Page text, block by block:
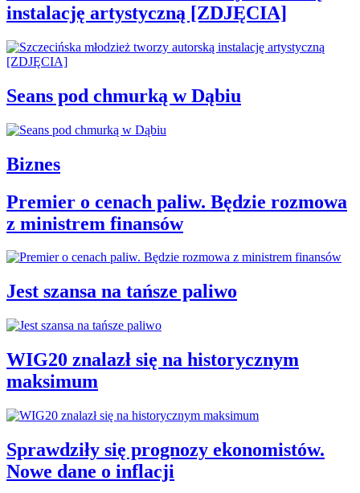
instalację artystyczną [ZDJĘCIA]
Seans pod chmurką w Dąbiu
Biznes
Premier o cenach paliw. Będzie rozmowa
z ministrem finansów
Jest szansa na tańsze paliwo
WIG20 znalazł się na historycznym
maksimum
Sprawdziły się prognozy ekonomistów.
Nowe dane o inflacji